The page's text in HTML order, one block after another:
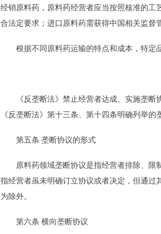
经销原料药，原料药经营者应当按照核准的
合法定要求；进口原料药需获得中国相关监督
根据不同原料药运输的特点和成本，特定
《反垄断法》禁止经营者达成、实施垄断
《反垄断法》第十三条、第十四条明确列举
第五条 垄断协议的形式
原料药领域垄断协议是指经营者排除、限制
指经营者虽未明确订立协议或者决定，但通
为除外。
第六条 横向垄断协议